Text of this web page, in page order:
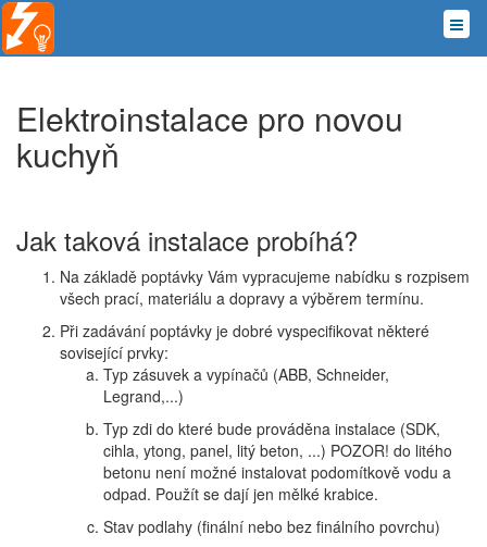
Elektroinstalace pro novou
kuchyň
Jak taková instalace probíhá?
Na základě poptávky Vám vypracujeme nabídku s rozpisem
všech prací, materiálu a dopravy a výběrem termínu.
Při zadávání poptávky je dobré vyspecifikovat některé
sovisející prvky:
Typ zásuvek a vypínačů (ABB, Schneider,
Legrand,...)
Typ zdi do které bude prováděna instalace (SDK,
cihla, ytong, panel, litý beton, ...) POZOR! do litého
betonu není možné instalovat podomítkově vodu a
odpad. Použít se dají jen mělké krabice.
Stav podlahy (finální nebo bez finálního povrchu)